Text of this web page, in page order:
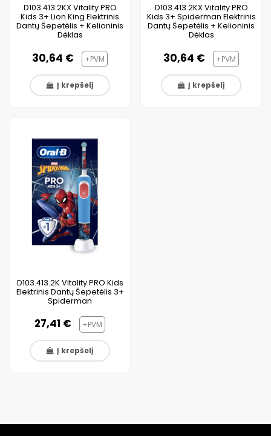
D103.413.2KX Vitality PRO
Kids 3+ Lion King Elektrinis
Dantų Šepetėlis + Kelioninis
Dėklas
30,64 € +PVM
Į krepšelį
D103.413.2KX Vitality PRO
Kids 3+ Spiderman Elektrinis
Dantų Šepetėlis + Kelioninis
Dėklas
30,64 € +PVM
Į krepšelį
D103.413.2K Vitality PRO Kids
Elektrinis Dantų Šepetėlis 3+
Spiderman
27,41 € +PVM
Į krepšelį